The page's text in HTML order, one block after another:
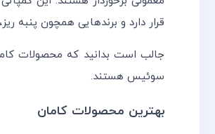
قرار دارد و برندهایی همچون پنبه
جالب است بدانید که محصولات
سوئیس هستند.
بهترین محصولات کامان